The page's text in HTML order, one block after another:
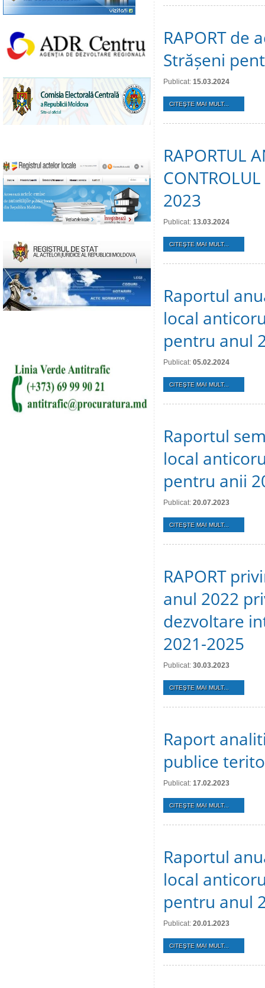
RAPORT de
Strășeni
Publicat: 15.03.2024
CITEŞTE MAI MULT...
RAPORTUL
2023
Publicat: 13.03.2024
CITEŞTE MAI MULT...
Raportul
local
pentru anul
Publicat: 05.02.2024
CITEŞTE MAI MULT...
Raportul
local
pentru anii
Publicat: 20.07.2023
CITEŞTE MAI MULT...
RAPORT
anul 2022
dezvoltare
2021-2025
Publicat: 30.03.2023
CITEŞTE MAI MULT...
Raport
publice
Publicat: 17.02.2023
CITEŞTE MAI MULT...
Raportul
local
pentru anul
Publicat: 20.01.2023
CITEŞTE MAI MULT...